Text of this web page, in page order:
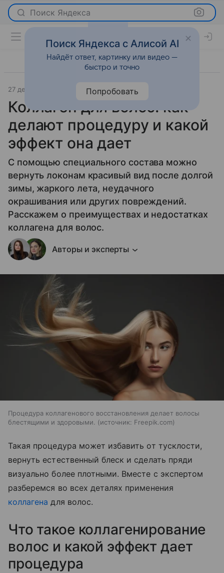
Поиск Яндекса
27 декабря 2024 Красота
Коллаген для волос: как
делают процедуру и какой
эффект она дает
С помощью специального состава можно
вернуть локонам красивый вид после долгой
зимы, жаркого лета, неудачного
окрашивания или других повреждений.
Расскажем о преимуществах и недостатках
коллагена для волос.
Авторы и эксперты
Процедура коллагенового восстановления делает волосы
блестящими и здоровыми.
источник: Freepik.com
Такая процедура может избавить от тусклости,
вернуть естественный блеск и сделать пряди
визуально более плотными. Вместе с экспертом
разберемся во всех деталях применения
коллагена для волос.
Что такое коллагенирование
волос и какой эффект дает
процедура
Поиск Яндекса с Алисой AI
Найдёт ответ, картинку или видео —
быстро и точно
Попробовать